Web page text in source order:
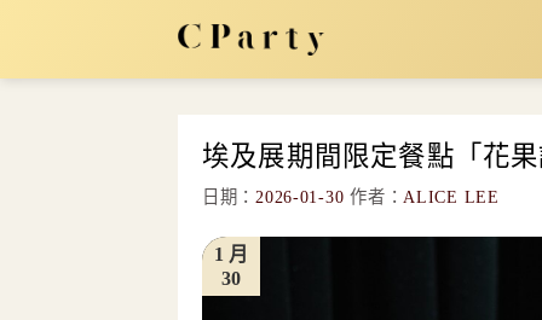
content
埃及展期間限定餐點「花
日期： 2026-01-30 作者： ALICE LEE
30
1 月